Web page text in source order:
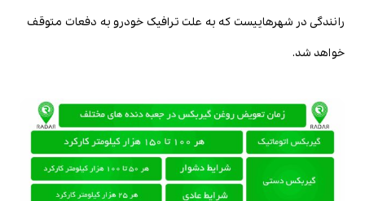
رانندگی در شهرهاییست که به علت ترافیک خودرو به دفعات متوقف
خواهد شد.